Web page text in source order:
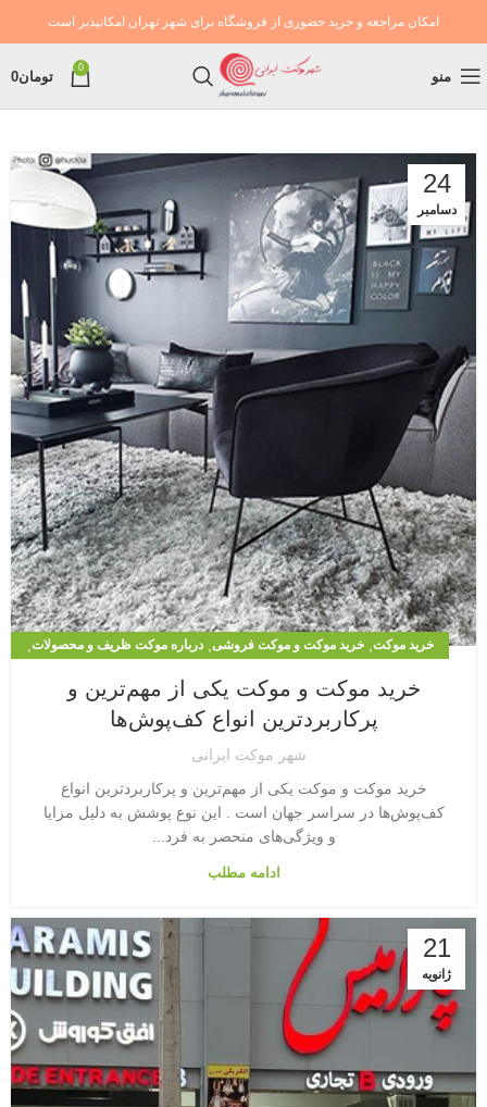
امکان مراجعه و خرید حضوری از فروشگاه برای شهر تهران امکانپذیر است
منو
0
تومان0
24
دسامبر
خرید موکت ,خرید موکت و موکت فروشی ,درباره موکت ظریف و محصولات
موکت پالاز ,موکت پالاز و لیست قیمت,موکت سیزال,موکت ظریف مصور
موکت ظریف مصور,موکت ظریف مصور 1 ,موکت نمدی
خرید موکت و موکت یکی از مهم‌ترین و
پرکاربردترین انواع کف‌پوش‌ها
شهر موکت ایرانی
خرید موکت و موکت یکی از مهم‌ترین و پرکاربردترین انواع
کف‌پوش‌ها در سراسر جهان است . این نوع پوشش به دلیل مزایا
و ویژگی‌های منحصر به فرد...
ادامه مطلب
21
ژانویه